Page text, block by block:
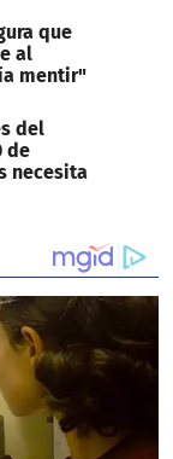
que
al
mentir"
del
de
necesita